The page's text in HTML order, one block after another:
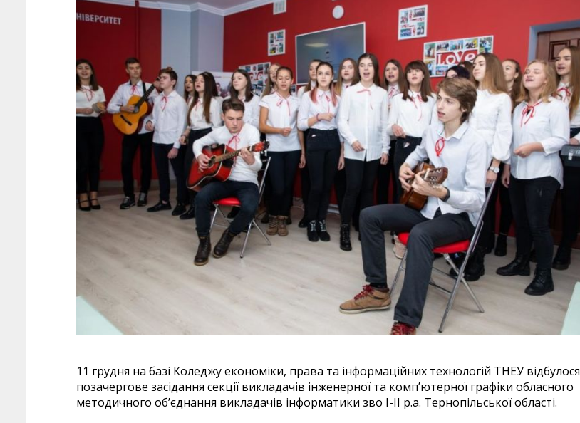
11 грудня на базі Коледжу економіки, права та інформаційних технологій ТНЕУ відбулося
позачергове засідання секції викладачів інженерної та комп’ютерної графіки обласного
методичного об’єднання викладачів інформатики зво І-ІІ р.а. Тернопільської області.